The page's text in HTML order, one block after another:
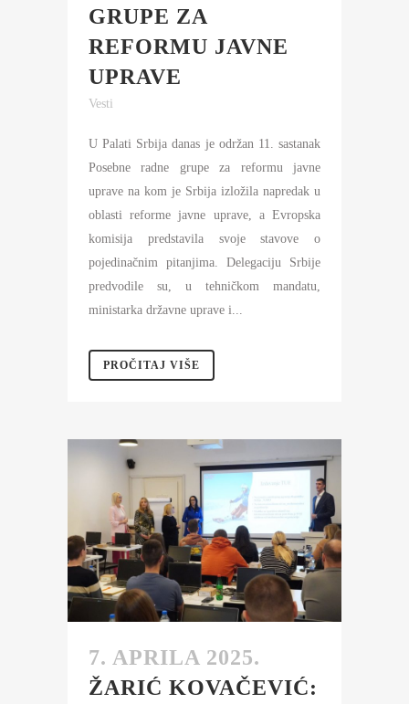
GRUPE ZA
REFORMU JAVNE
UPRAVE
Vesti
U Palati Srbija danas je održan 11. sastanak
Posebne radne grupe za reformu javne
uprave na kom je Srbija izložila napredak u
oblasti reforme javne uprave, a Evropska
komisija predstavila svoje stavove o
pojedinačnim pitanjima. Delegaciju Srbije
predvodile su, u tehničkom mandatu,
ministarka državne uprave i...
PROČITAJ VIŠE
7. APRILA 2025.
ŽARIĆ KOVAČEVIĆ: